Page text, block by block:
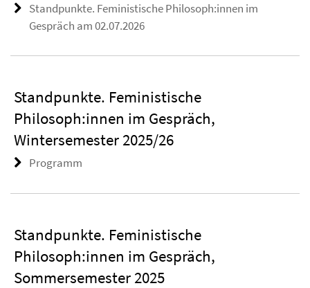
Standpunkte. Feministische Philosoph:innen im
Gespräch am 02.07.2026
Standpunkte. Feministische
Philosoph:innen im Gespräch,
Wintersemester 2025/26
Programm
Standpunkte. Feministische
Philosoph:innen im Gespräch,
Sommersemester 2025